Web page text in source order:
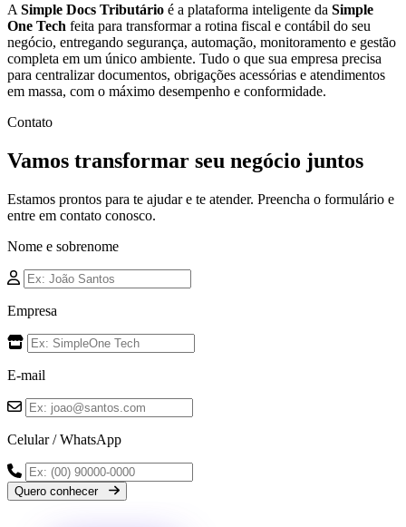
A Simple Docs Tributário é a plataforma inteligente da Simple
One Tech feita para transformar a rotina fiscal e contábil do seu
negócio, entregando segurança, automação, monitoramento e gestão
completa em um único ambiente. Tudo o que sua empresa precisa
para centralizar documentos, obrigações acessórias e atendimentos
em massa, com o máximo desempenho e conformidade.
Contato
Vamos transformar seu negócio juntos
Estamos prontos para te ajudar e te atender. Preencha o formulário e
entre em contato conosco.
Nome e sobrenome
Empresa
E-mail
Celular / WhatsApp
Quero conhecer